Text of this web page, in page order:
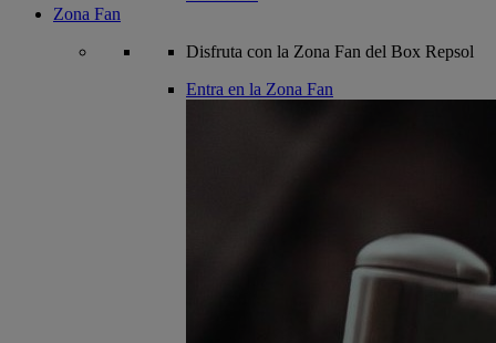
Zona Fan
Disfruta con la Zona Fan del Box Repsol
Entra en la Zona Fan